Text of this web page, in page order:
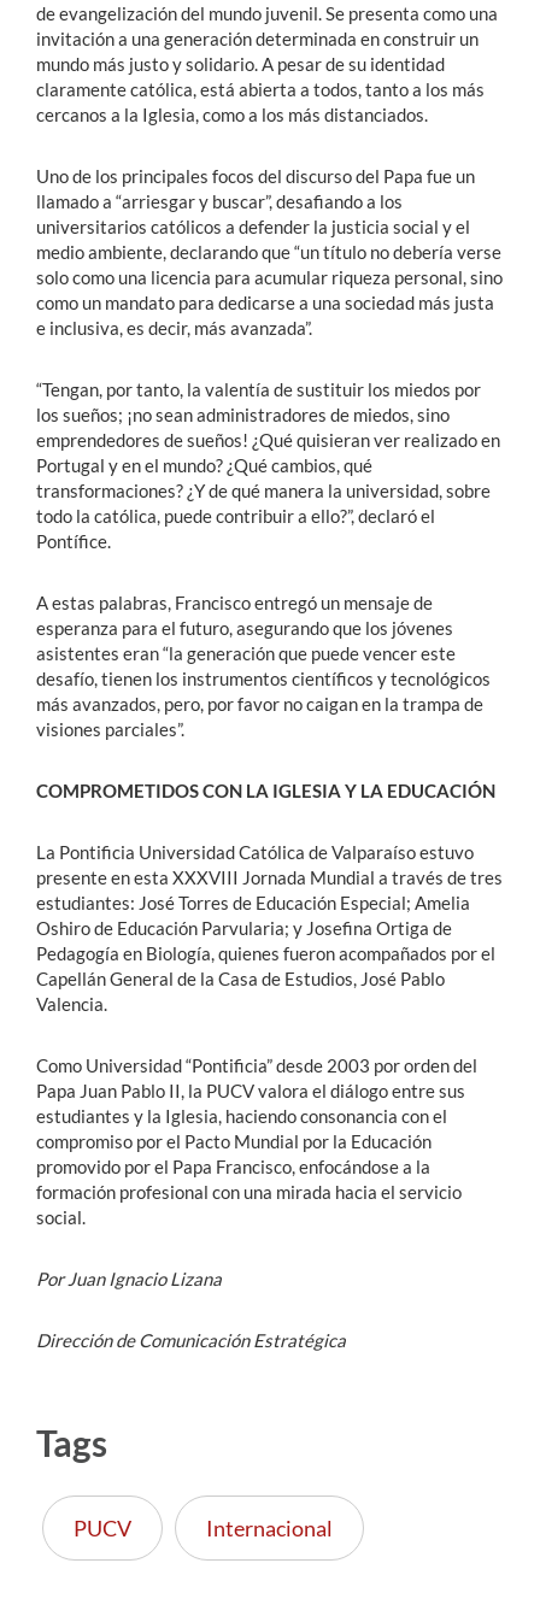
de evangelización del mundo juvenil. Se presenta como una
invitación a una generación determinada en construir un
mundo más justo y solidario. A pesar de su identidad
claramente católica, está abierta a todos, tanto a los más
cercanos a la Iglesia, como a los más distanciados.
Uno de los principales focos del discurso del Papa fue un
llamado a “arriesgar y buscar”, desafiando a los
universitarios católicos a defender la justicia social y el
medio ambiente, declarando que “un título no debería verse
solo como una licencia para acumular riqueza personal, sino
como un mandato para dedicarse a una sociedad más justa
e inclusiva, es decir, más avanzada”.
“Tengan, por tanto, la valentía de sustituir los miedos por
los sueños; ¡no sean administradores de miedos, sino
emprendedores de sueños! ¿Qué quisieran ver realizado en
Portugal y en el mundo? ¿Qué cambios, qué
transformaciones? ¿Y de qué manera la universidad, sobre
todo la católica, puede contribuir a ello?”, declaró el
Pontífice.
A estas palabras, Francisco entregó un mensaje de
esperanza para el futuro, asegurando que los jóvenes
asistentes eran “la generación que puede vencer este
desafío, tienen los instrumentos científicos y tecnológicos
más avanzados, pero, por favor no caigan en la trampa de
visiones parciales”.
COMPROMETIDOS CON LA IGLESIA Y LA EDUCACIÓN
La Pontificia Universidad Católica de Valparaíso estuvo
presente en esta XXXVIII Jornada Mundial a través de tres
estudiantes: José Torres de Educación Especial; Amelia
Oshiro de Educación Parvularia; y Josefina Ortiga de
Pedagogía en Biología, quienes fueron acompañados por el
Capellán General de la Casa de Estudios, José Pablo
Valencia.
Como Universidad “Pontificia” desde 2003 por orden del
Papa Juan Pablo II, la PUCV valora el diálogo entre sus
estudiantes y la Iglesia, haciendo consonancia con el
compromiso por el Pacto Mundial por la Educación
promovido por el Papa Francisco, enfocándose a la
formación profesional con una mirada hacia el servicio
social.
Por Juan Ignacio Lizana
Dirección de Comunicación Estratégica
Tags
PUCV Internacional